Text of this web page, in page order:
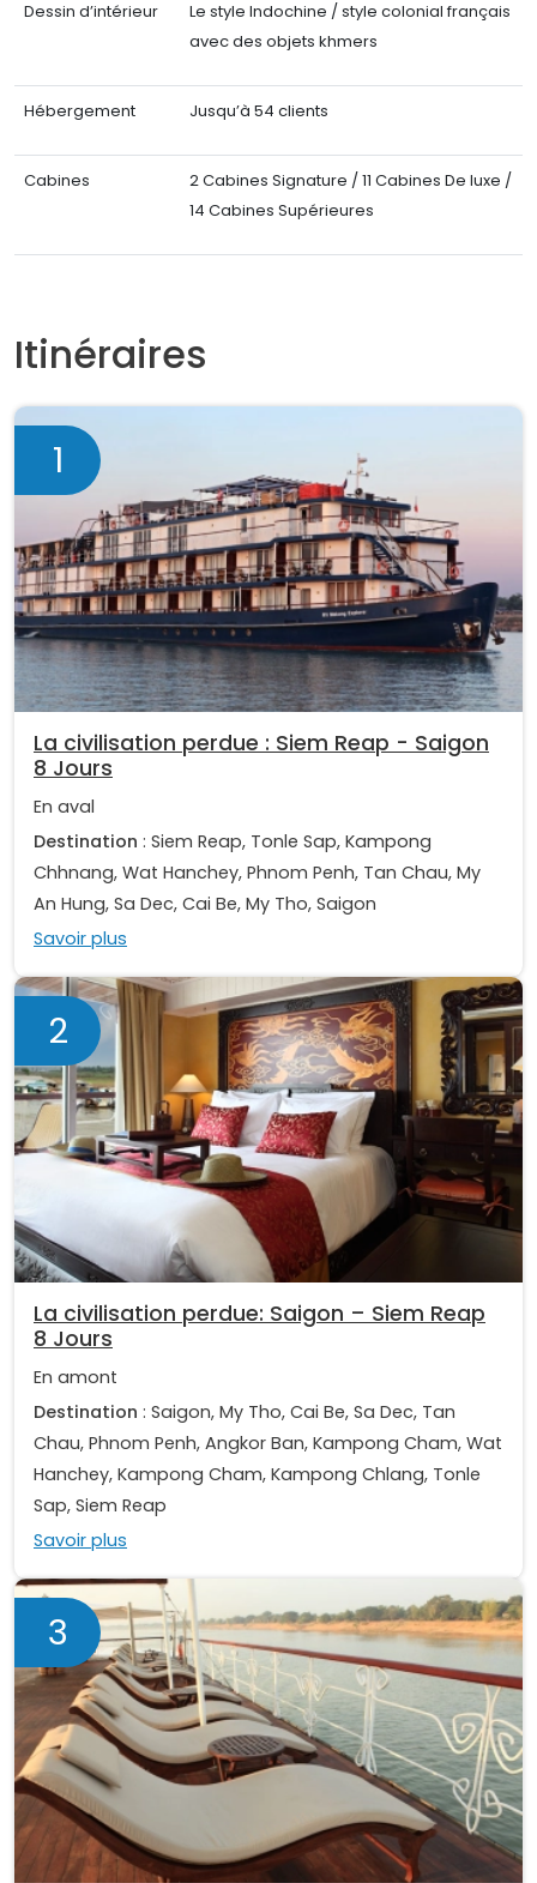
Dessin d’intérieur
Le style Indochine / style colonial français
avec des objets khmers
Hébergement Jusqu’à 54 clients
Cabines
2 Cabines Signature / 11 Cabines De luxe /
14 Cabines Supérieures
Itinéraires
1
La civilisation perdue : Siem Reap - Saigon
8 Jours
En aval
Destination : Siem Reap, Tonle Sap, Kampong
Chhnang, Wat Hanchey, Phnom Penh, Tan Chau, My
An Hung, Sa Dec, Cai Be, My Tho, Saigon
Savoir plus
2
La civilisation perdue: Saigon – Siem Reap
8 Jours
En amont
Destination : Saigon, My Tho, Cai Be, Sa Dec, Tan
Chau, Phnom Penh, Angkor Ban, Kampong Cham, Wat
Hanchey, Kampong Cham, Kampong Chlang, Tonle
Sap, Siem Reap
Savoir plus
3